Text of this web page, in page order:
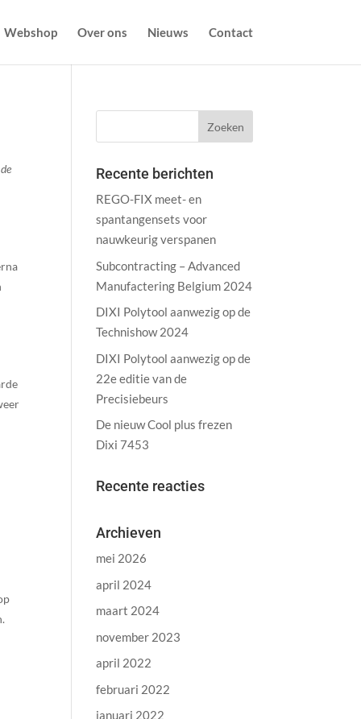
Webshop Over ons Nieuws Contact
Recente berichten
REGO-FIX meet- en
spantangensets voor
nauwkeurig verspanen
Subcontracting – Advanced
Manufactering Belgium 2024
DIXI Polytool aanwezig op de
Technishow 2024
DIXI Polytool aanwezig op de
22e editie van de
Precisiebeurs
De nieuw Cool plus frezen
Dixi 7453
Recente reacties
Archieven
mei 2026
april 2024
maart 2024
november 2023
april 2022
februari 2022
januari 2022